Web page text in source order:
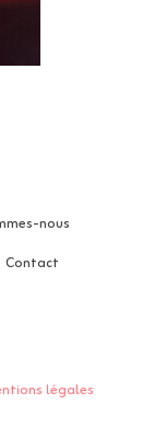
nous
Contact
légales